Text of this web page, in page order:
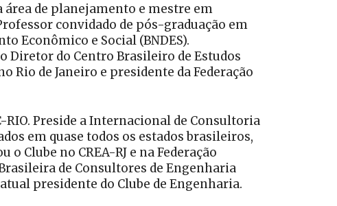
área de planejamento e mestre em
convidado de pós-graduação em
Econômico e Social (BNDES).
Diretor do Centro Brasileiro de Estudos
Rio de Janeiro e presidente da Federação
Preside a Internacional de Consultoria
em quase todos os estados brasileiros,
Clube no CREA-RJ e na Federação
de Consultores de Engenharia
presidente do Clube de Engenharia.